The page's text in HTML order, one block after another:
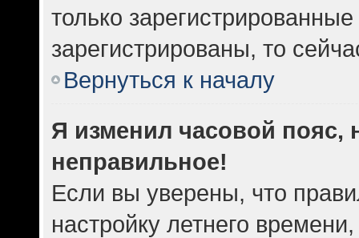
только
зарегистрированы, то
Вернуться к началу
Я изменил часовой пояс,
неправильное!
Если вы уверены, что
настройку летнего